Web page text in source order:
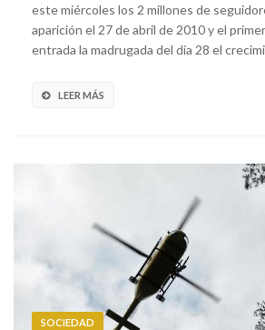
este miércoles los 2 millones de
aparición el 27 de abril de 2010 y el
entrada la madrugada del día 28 el
LEER MÁS
SOCIEDAD